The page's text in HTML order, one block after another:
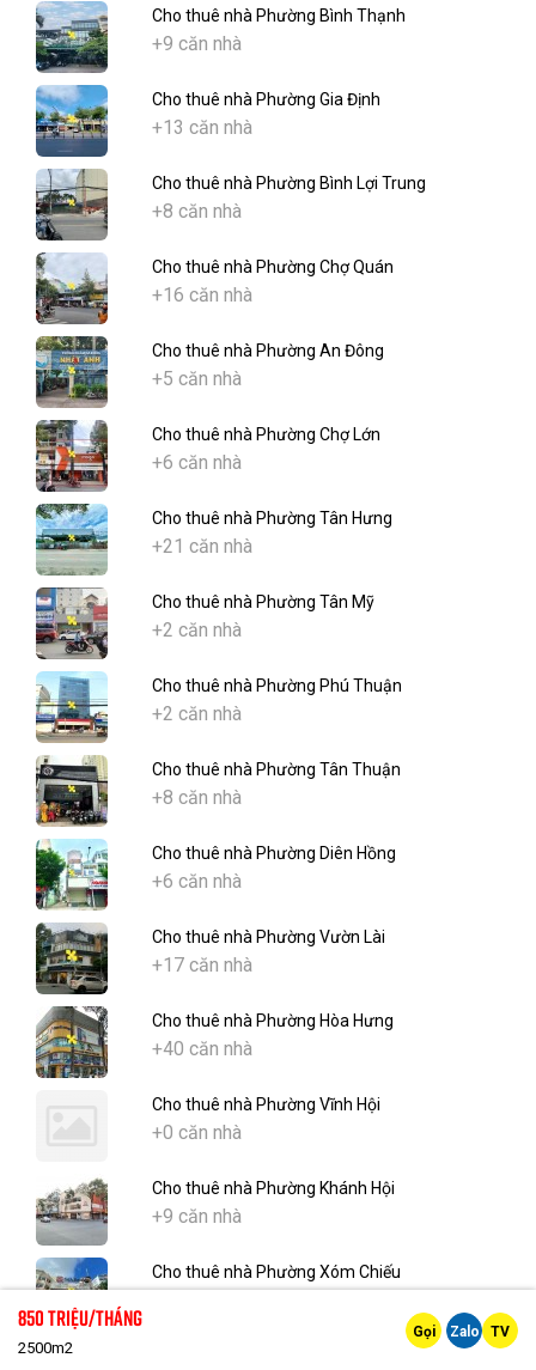
Cho thuê nhà Phường Bình Thạnh
+9 căn nhà
Cho thuê nhà Phường Gia Định
+13 căn nhà
Cho thuê nhà Phường Bình Lợi Trung
+8 căn nhà
Cho thuê nhà Phường Chợ Quán
+16 căn nhà
Cho thuê nhà Phường An Đông
+5 căn nhà
Cho thuê nhà Phường Chợ Lớn
+6 căn nhà
Cho thuê nhà Phường Tân Hưng
+21 căn nhà
Cho thuê nhà Phường Tân Mỹ
+2 căn nhà
Cho thuê nhà Phường Phú Thuận
+2 căn nhà
Cho thuê nhà Phường Tân Thuận
+8 căn nhà
Cho thuê nhà Phường Diên Hồng
+6 căn nhà
Cho thuê nhà Phường Vườn Lài
+17 căn nhà
Cho thuê nhà Phường Hòa Hưng
+40 căn nhà
Cho thuê nhà Phường Vĩnh Hội
+0 căn nhà
Cho thuê nhà Phường Khánh Hội
+9 căn nhà
Cho thuê nhà Phường Xóm Chiếu
850 Triệu/tháng
2500m2
Gọi Zalo TV